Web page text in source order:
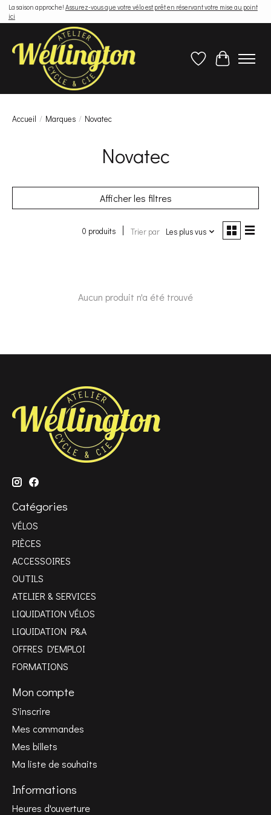
La saison approche! Assurez-vous que votre vélo est prêt en réservant votre mise au point
ici
Liste de souhaits
Panier
Accueil / Marques / Novatec
Novatec
Afficher les filtres
0 produits Trier par Les plus vus
Aucun produit n'a été trouvé
Catégories
VÉLOS
PIÈCES
ACCESSOIRES
OUTILS
ATELIER & SERVICES
LIQUIDATION VÉLOS
LIQUIDATION P&A
OFFRES D'EMPLOI
FORMATIONS
Mon compte
S'inscrire
Mes commandes
Mes billets
Ma liste de souhaits
Informations
Heures d'ouverture